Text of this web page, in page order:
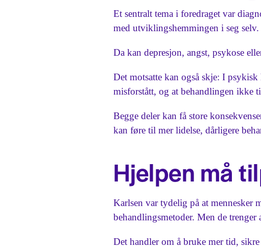
Et sentralt tema i foredraget var
med utviklingshemmingen i seg selv.
Da kan depresjon, angst, psykose
Det motsatte kan også skje: I
misforstått, og at behandlingen ikke
Begge deler kan få store
kan føre til mer lidelse, dårligere
Hjelpen må
Karlsen var tydelig på at
behandlingsmetoder. Men de trenger
Det handler om å bruke mer tid,